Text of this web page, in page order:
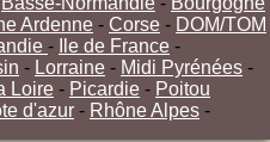
Ardenne - Corse - DOM/TOM
- Ile de France -
- Lorraine - Midi Pyrénées -
Loire - Picardie - Poitou
d'azur - Rhône Alpes -